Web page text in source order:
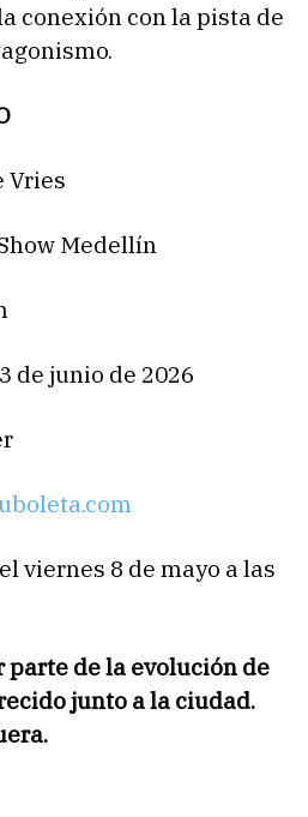
conexión con la pista de
Vries
Medellín
de junio de 2026
viernes 8 de mayo a las
parte de la evolución de
junto a la ciudad.